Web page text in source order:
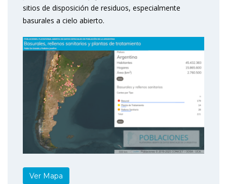
sitios de disposición de residuos, especialmente
basurales a cielo abierto.
Ver Mapa